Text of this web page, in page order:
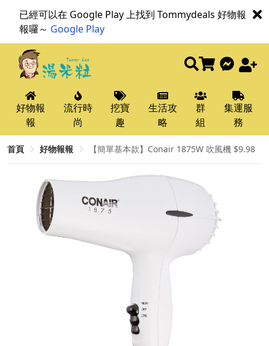
已經可以在 Google Play 上找到 Tommydeals 好物報
報囉～ Google Play
好物報
報
流行時
尚
挖寶
趣
生活攻
略
群
組
集運服
務
首頁 好物報報 【簡單基本款】Conair 1875W 吹風機 $9.98